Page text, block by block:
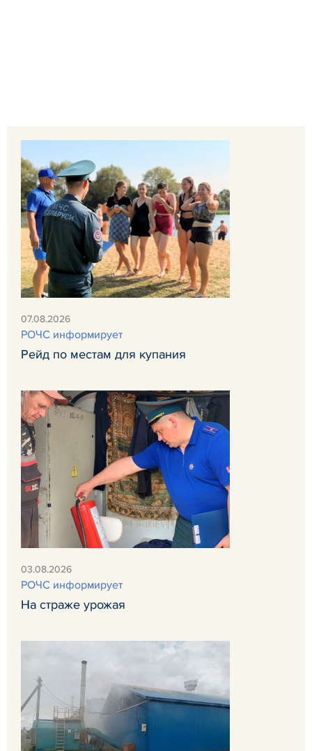
07.08.2026
РОЧС информирует
Рейд по местам для купания
03.08.2026
РОЧС информирует
На страже урожая